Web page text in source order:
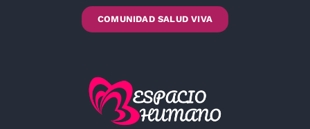
COMUNIDAD SALUD VIVA